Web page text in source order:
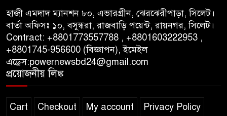
প্রেসক্লাবে বিশ্ব মুক্ত গণমাধ্যম
দিবসে সমালোচনা
সিলেটে ব্যাডমিন্টন তারকাদের
সংবর্ধনা, সাফল্যের আড়ালে উঠে
১০
হাজী এমদাদ ম্যানশন ৮০, এভারগ্রীন, ঝেরঝেরীপাড়া, সিলেট।
বার্তা অফিসঃ ১০, বসুন্ধরা, রাজবাড়ি পয়েন্ট, রায়নগর, সিলেট।
Contract: +8801773557788 , +8801603222953 ,
+8801745-956600 (বিজ্ঞাপন), ইমেইল
এড্রেস:powernewsbd24@gmail.com
প্রয়োজনীয় লিঙ্ক
Cart Checkout My account Privacy Policy